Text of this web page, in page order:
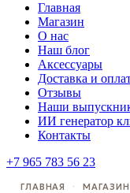
Главная
Магазин
О нас
Наш блог
Аксессуары
Доставка и
Отзывы
Наши
ИИ генератор
Контакты
+7 965 783 56 23
ГЛАВНАЯ · МАГАЗИН